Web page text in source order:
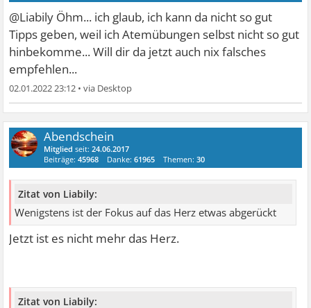
@Liabily Öhm... ich glaub, ich kann da nicht so gut
Tipps geben, weil ich Atemübungen selbst nicht so gut
hinbekomme... Will dir da jetzt auch nix falsches
empfehlen...
02.01.2022 23:12 •
Abendschein
Mitglied seit:24.06.2017
Beiträge:45968 Danke:61965 Themen:30
Zitat von Liabily:
Wenigstens ist der Fokus auf das Herz etwas abgerückt
Jetzt ist es nicht mehr das Herz.
Zitat von Liabily: